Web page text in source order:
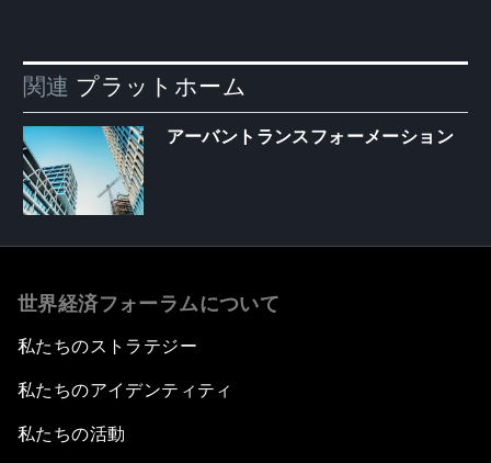
関連 プラットホーム
アーバントランスフォーメーション
世界経済フォーラムについて
私たちのストラテジー
私たちのアイデンティティ
私たちの活動